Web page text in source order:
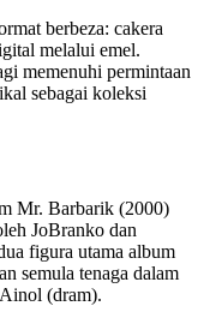
berbeza: cakera
melalui emel.
memenuhi permintaan
sebagai koleksi
Mr. Barbarik (2000)
JoBranko dan
figura utama album
semula tenaga dalam
(dram).